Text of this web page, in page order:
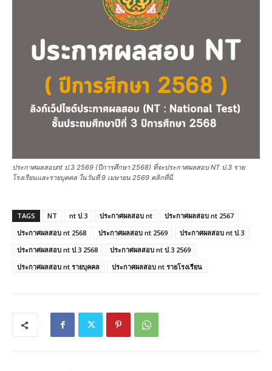
ประกาศผลสอบnt ป.3 2569 (ปีการศึกษา 2568) ที่จะประกาศผลสอบ NT ป.3 ราย
โรงเรียนและรายบุคคล ในวันที่ 9 เมษายน 2569 คลิกที่นี่
TAGS NT nt ป.3 ประกาศผลสอบ nt
ประกาศผลสอบ nt 2567
ประกาศผลสอบ nt 2568
ประกาศผลสอบ nt 2569
ประกาศผลสอบ nt ป.3
ประกาศผลสอบ nt ป.3 2568
ประกาศผลสอบ nt ป.3 2569
ประกาศผลสอบ nt รายบุคคล
ประกาศผลสอบ nt รายโรงเรียน